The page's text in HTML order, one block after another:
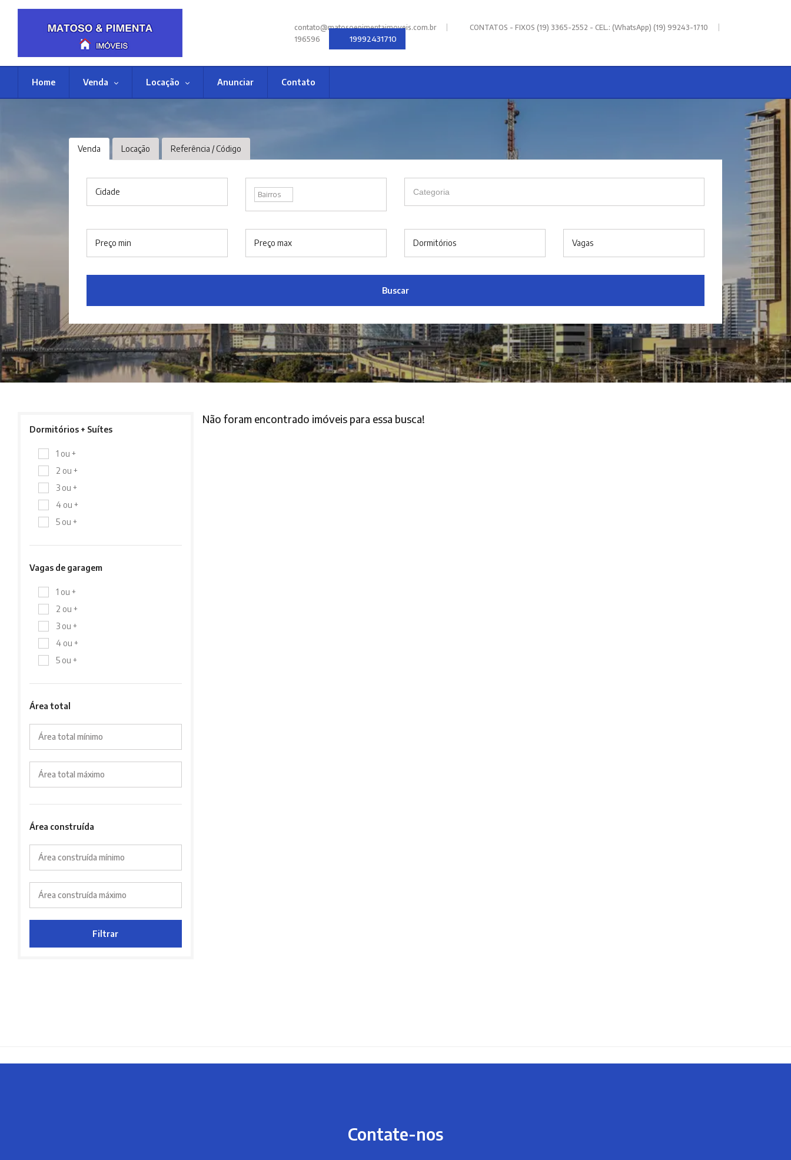
contato@matosoepimentaimoveis.com.br | CONTATOS - FIXOS (19) 3365-2552 - CEL.: (WhatsApp) (19) 99243-1710 |
196596 19992431710
Home Venda Locação Anunciar Contato
Venda Locação Referência / Código
Cidade Bairros
Preço min Preço max Dormitórios Vagas
Buscar
Não foram encontrado imóveis para essa busca!
Dormitórios + Suítes
1 ou +
2 ou +
3 ou +
4 ou +
5 ou +
Vagas de garagem
1 ou +
2 ou +
3 ou +
4 ou +
5 ou +
Área total
Área total mínimo
Área total máximo
Área construída
Área construída mínimo
Área construída máximo
Filtrar
Contate-nos